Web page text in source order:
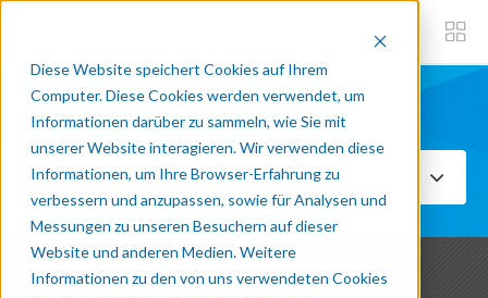
Diese Website speichert Cookies auf Ihrem
Computer. Diese Cookies werden verwendet, um
Informationen darüber zu sammeln, wie Sie mit
unserer Website interagieren. Wir verwenden diese
Informationen, um Ihre Browser-Erfahrung zu
verbessern und anzupassen, sowie für Analysen und
Messungen zu unseren Besuchern auf dieser
Website und anderen Medien. Weitere
Informationen zu den von uns verwendeten Cookies
Abonniere jetzt
Wählen Sie Themen aus